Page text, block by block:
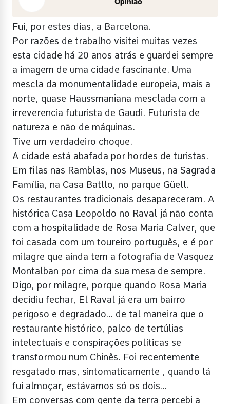
Opinião
Fui, por estes dias, a Barcelona.
Por razões de trabalho visitei muitas vezes
esta cidade há 20 anos atrás e guardei sempre
a imagem de uma cidade fascinante. Uma
mescla da monumentalidade europeia, mais a
norte, quase Haussmaniana mesclada com a
irreverencia futurista de Gaudi. Futurista de
natureza e não de máquinas.
Tive um verdadeiro choque.
A cidade está abafada por hordes de turistas.
Em filas nas Ramblas, nos Museus, na Sagrada
Família, na Casa Batllo, no parque Güell.
Os restaurantes tradicionais desapareceram. A
histórica Casa Leopoldo no Raval já não conta
com a hospitalidade de Rosa Maria Calver, que
foi casada com um toureiro português, e é por
milagre que ainda tem a fotografia de Vasquez
Montalban por cima da sua mesa de sempre.
Digo, por milagre, porque quando Rosa Maria
decidiu fechar, El Raval já era um bairro
perigoso e degradado… de tal maneira que o
restaurante histórico, palco de tertúlias
intelectuais e conspirações políticas se
transformou num Chinês. Foi recentemente
resgatado mas, sintomaticamente , quando lá
fui almoçar, estávamos só os dois…
Em conversas com gente da terra percebi a